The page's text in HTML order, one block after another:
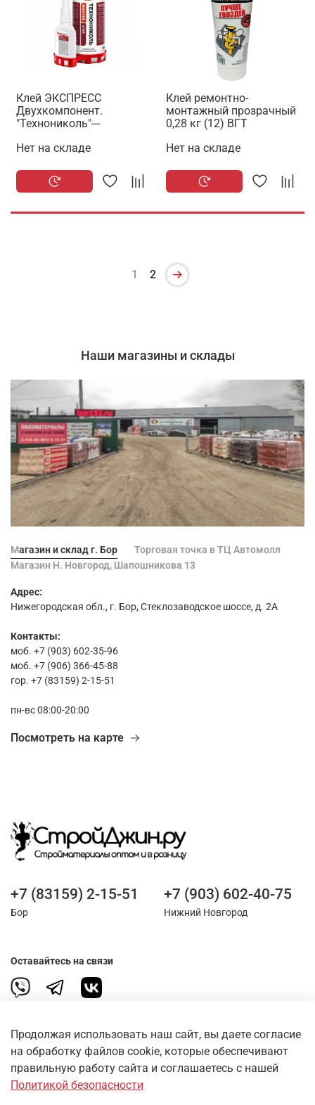
Клей ЭКСПРЕСС
Двухкомпонент.
"Технониколь"---
Нет на складе
Клей ремонтно-
монтажный прозрачный
0,28 кг (12) ВГТ
Нет на складе
1 2
Наши магазины и склады
Магазин и склад г. Бор
Торговая точка в ТЦ Автомолл
Магазин Н. Новгород, Шапошникова 13
Адрес:
Нижегородская обл., г. Бор, Стеклозаводское шоссе, д. 2А
Контакты:
моб. +7 (903) 602-35-96
моб. +7 (906) 366-45-88
гор. +7 (83159) 2-15-51
пн-вс 08:00-20:00
Посмотреть на карте
О магазине
+7 (83159) 2-15-51
Бор
+7 (903) 602-40-75
Нижний Новгород
Оставайтесь на связи
Продолжая использовать наш сайт, вы даете согласие
на обработку файлов cookie, которые обеспечивают
правильную работу сайта и соглашаетесь с нашей
Политикой безопасности